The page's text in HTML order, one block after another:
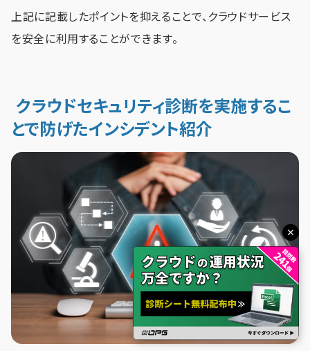
上記に記載したポイントを抑えることで、クラウドサービス
を安全に利用することができます。
クラウドセキュリティ診断を実施するこ
とで防げたインシデント紹介